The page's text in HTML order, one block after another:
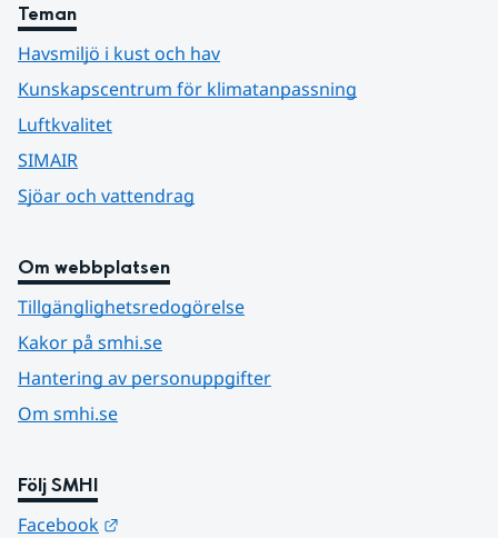
Teman
Havsmiljö i kust och hav
Kunskapscentrum för klimatanpassning
Luftkvalitet
SIMAIR
Sjöar och vattendrag
Om webbplatsen
Tillgänglighetsredogörelse
Kakor på smhi.se
Hantering av personuppgifter
Om smhi.se
Följ SMHI
Facebook